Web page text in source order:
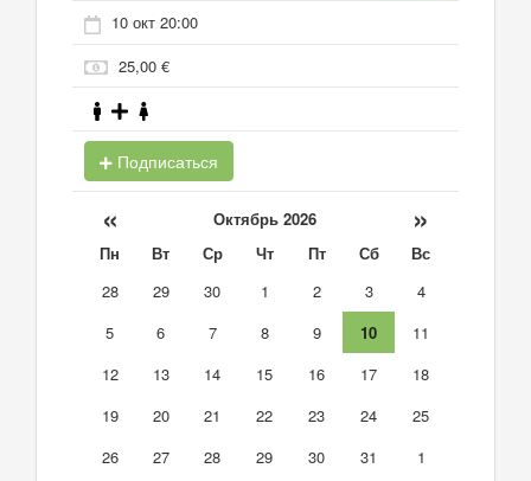
10 окт 20:00
25,00 €
Подписаться
« Октябрь 2026 »
Пн Вт Ср Чт Пт Сб
Вс
28
29 30 1 2 3
4
5
6 7 8 9 10
11
12
13 14 15 16 17
18
19
20 21 22 23 24
25
26
27 28 29 30 31
1